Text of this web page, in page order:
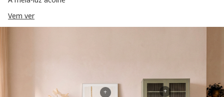
Vem ver
+
+